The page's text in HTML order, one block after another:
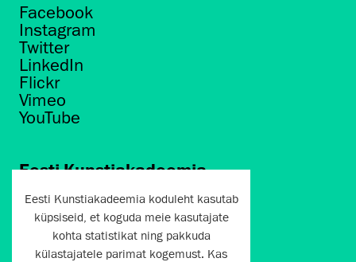
Facebook
Instagram
Twitter
LinkedIn
Flickr
Vimeo
YouTube
Eesti Kunstiakadeemia
Põhja puiestee 7
Tallinn 10412
artun@artun.ee
Eesti Kunstiakadeemia koduleht kasutab
küpsiseid, et koguda meie kasutajate
kohta statistikat ning pakkuda
külastajatele parimat kogemust. Kas